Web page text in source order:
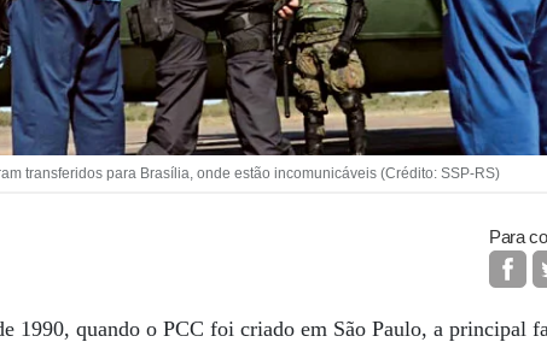
transferidos para Brasília, onde estão incomunicáveis (Crédito: SSP-RS)
Para
1990, quando o PCC foi criado em São Paulo, a principal